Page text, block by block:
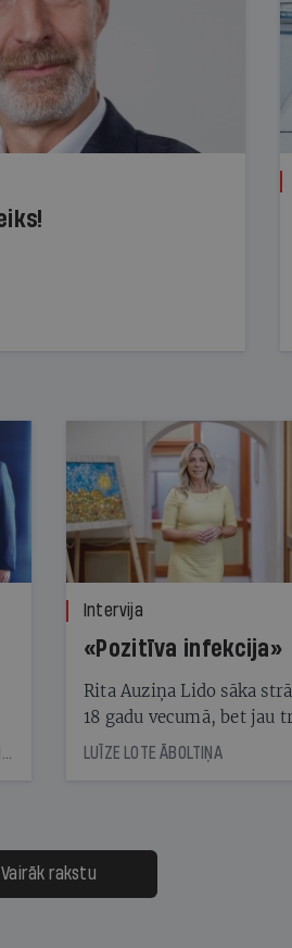
Intervija
«Pozitīva infekcija»
Rita Auziņa Lido sāka
18 gadu vecumā, bet jau
gadus vēlāk kā vadītāja
restorānu lidostā. Tagad
vēsturiski vērienīgākajā
attīstības posmā
LUĪZE LOTE ĀBOLTIŅA
Vairāk rakstu